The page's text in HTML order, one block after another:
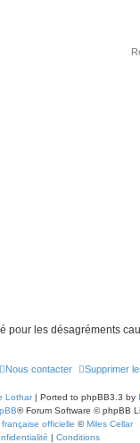
pour les désagréments
Supprimer
Nous contacter
Lothar| Ported to phpBB3.3 by
® Forum Software © phpBB
officielle ©Miles Cellar
| Conditions